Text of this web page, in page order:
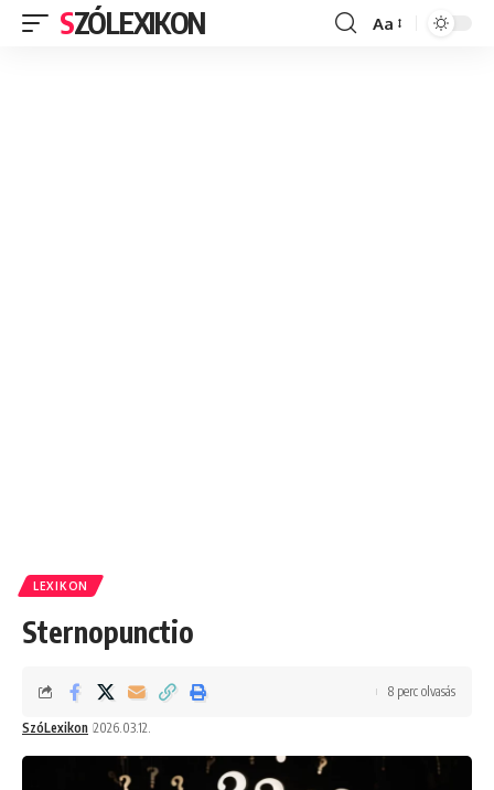
SZÓLEXIKON
Font
Aa
LEXIKON
Sternopunctio
SzóLexikon 2026.03.12.
8 perc olvasás